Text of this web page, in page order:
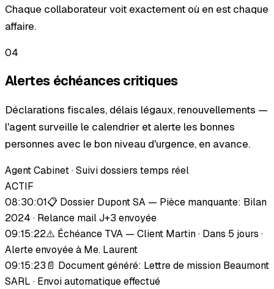
Chaque collaborateur voit exactement où en est chaque
affaire.
04
Alertes échéances critiques
Déclarations fiscales, délais légaux, renouvellements —
l'agent surveille le calendrier et alerte les bonnes
personnes avec le bon niveau d'urgence, en avance.
Agent Cabinet · Suivi dossiers temps réel
ACTIF
08:30:01📋 Dossier Dupont SA — Pièce manquante: Bilan
2024 · Relance mail J+3 envoyée
09:15:22⚠️ Échéance TVA — Client Martin · Dans 5 jours ·
Alerte envoyée à Me. Laurent
09:15:23 📄 Document généré: Lettre de mission Beaumont
SARL · Envoi automatique effectué